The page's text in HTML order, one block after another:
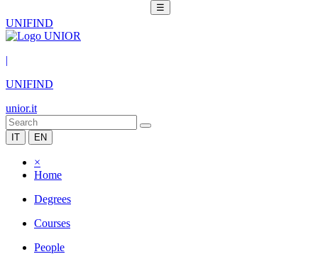
☰
UNIFIND
|
UNIFIND
unior.it
IT EN
×
Home
Degrees
Courses
People